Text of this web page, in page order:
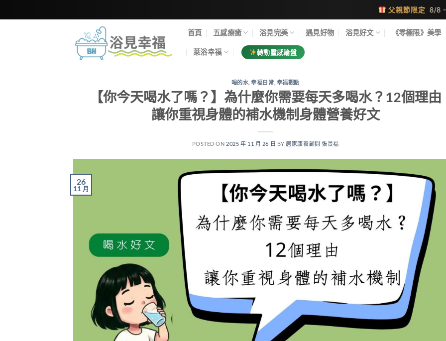
8/8 - 8/17 · 只剩 9天
首頁 五感療癒 浴見完美 遇見好物 浴見好文 《零極限》美學
萊浴幸福 轉動靈感輪盤
喝的水,幸福日常 幸福觀點
【你今天喝水了嗎？】為什麼你需要每天多喝水？12個理由
讓你重視身體的補水機制身體營養好文
POSTED ON 2025 年 11 月 26 日 BY 居家康養顧問 張景福
26
11 月